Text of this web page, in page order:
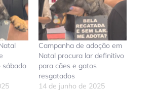
sábado
Campanha de adoção em
Natal procura lar definitivo
para cães e gatos
resgatados
14 de junho de 2025